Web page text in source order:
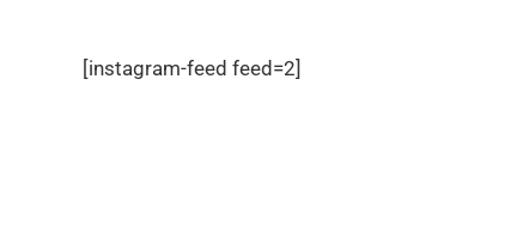
[instagram-feed feed=2]